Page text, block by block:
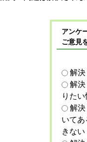
アンケ
ご意見
解
解
りた
解
いて
きない